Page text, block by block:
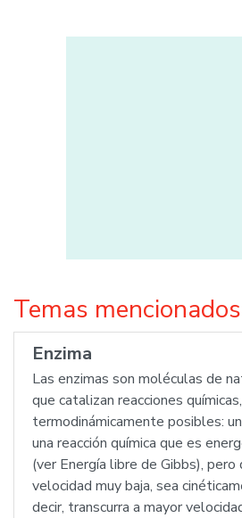
Temas mencionados
Enzima
Las enzimas son moléculas de
que catalizan reacciones
termodinámicamente posibles:
una reacción química que es
(ver Energía libre de Gibbs), pero
velocidad muy baja, sea
decir, transcurra a mayor